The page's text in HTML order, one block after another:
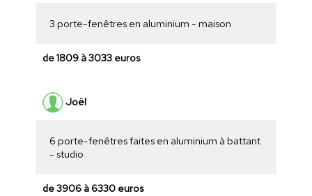
3 porte-fenêtres en aluminium - maison
de 1809 à 3033 euros
Joël
6 porte-fenêtres faites en aluminium à battant
- studio
de 3906 à 6330 euros